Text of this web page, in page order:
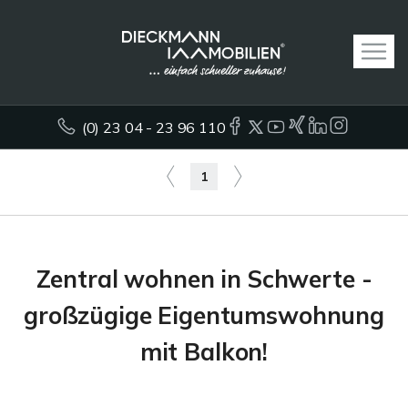
(0) 23 04 - 23 96 110
1
Zentral wohnen in Schwerte -
großzügige Eigentumswohnung
mit Balkon!